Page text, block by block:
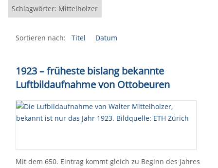
Schlagwörter: Mittelholzer
Sortieren nach: Titel Datum
1923 – früheste bislang bekannte
Luftbildaufnahme von Ottobeuren
Mit dem 650. Eintrag kommt gleich zu Beginn des Jahres